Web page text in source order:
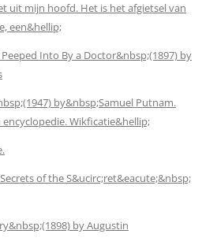
uit mijn hoofd. Het is het afgietsel van
een&hellip;
Into By a Doctor&nbsp;(1897) by
by&nbsp;Samuel Putnam.
Wikficatie&hellip;
of the S&ucirc;ret&eacute;&nbsp;
by Augustin